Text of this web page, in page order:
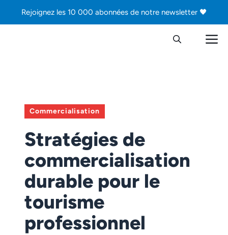
Rejoignez les 10 000 abonnées de notre newsletter 🖤
Commercialisation
Stratégies de
commercialisation
durable pour le
tourisme
professionnel